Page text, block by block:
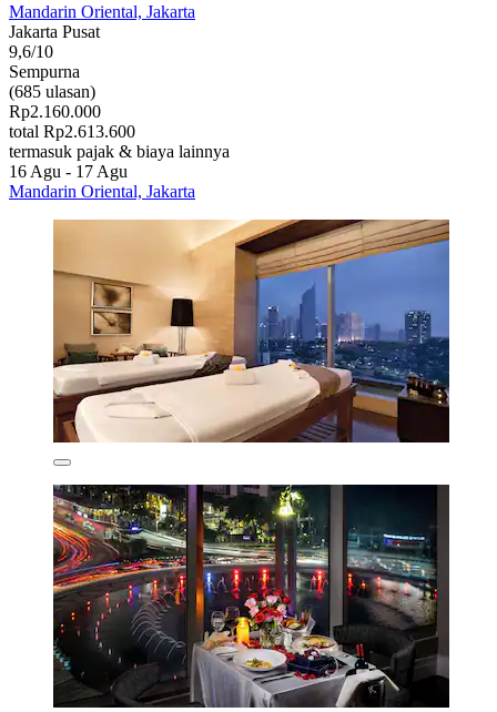
Mandarin Oriental, Jakarta
Jakarta Pusat
9,6/10
Sempurna
(685 ulasan)
Rp2.160.000
total Rp2.613.600
termasuk pajak & biaya lainnya
16 Agu - 17 Agu
Mandarin Oriental, Jakarta